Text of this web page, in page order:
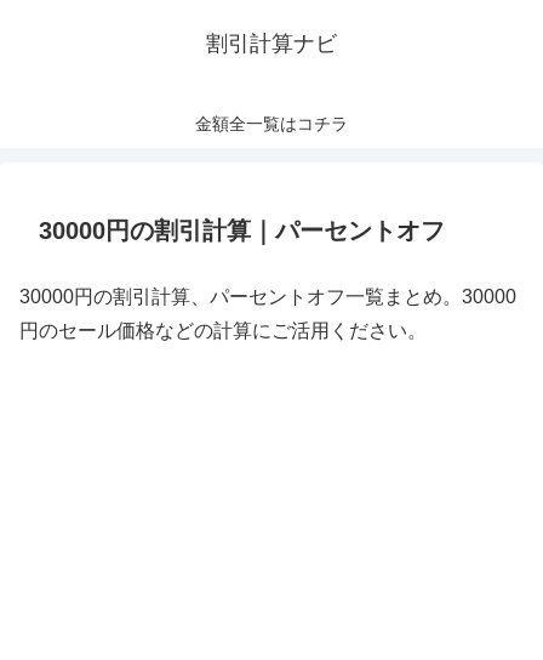
割引計算ナビ
金額全一覧はコチラ
30000円の割引計算｜パーセントオフ
30000円の割引計算、パーセントオフ一覧まとめ。30000
円のセール価格などの計算にご活用ください。